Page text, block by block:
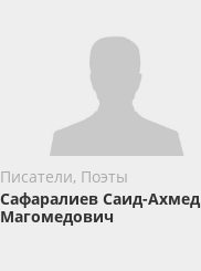
Писатели, Поэты
Сафаралиев Саид-Ахмед
Магомедович